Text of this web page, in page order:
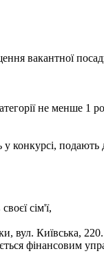
вакантної
не
конкурсі, подають
сім'ї,
вул. Київська, 220.
фінансовим